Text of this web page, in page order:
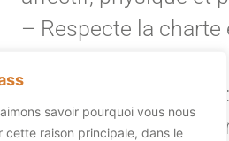
savoir pourquoi vous nous
cette raison principale, dans le
– Respecte la charte
Quelques Avantages :
– Contributions aux